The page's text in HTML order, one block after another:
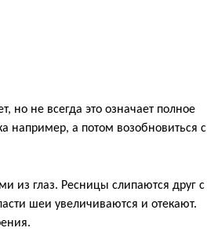
но не всегда это означает полное
например, а потом возобновиться с
из глаз. Ресницы слипаются друг с
шеи увеличиваются и отекают.